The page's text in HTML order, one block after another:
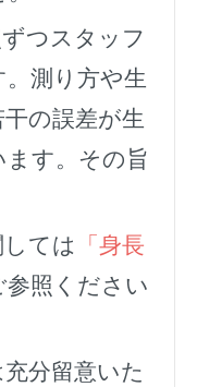
つスタッフ
測り方や生
の誤差が生
す。その旨
ては
「身長
参照ください
分留意いた